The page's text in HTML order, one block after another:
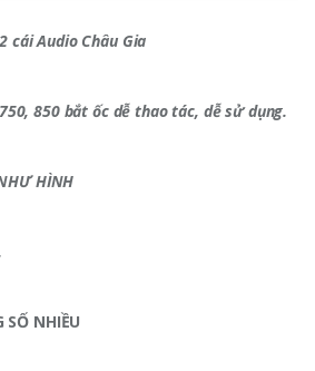
cái Audio Châu Gia
850 bắt ốc dễ thao tác, dễ sử dụng.
HÌNH
NHIỀU